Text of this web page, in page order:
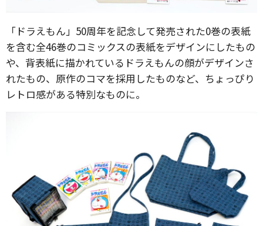
「ドラえもん」50周年を記念して発売された0巻の表紙
を含む全46巻のコミックスの表紙をデザインにしたもの
や、背表紙に描かれているドラえもんの顔がデザインさ
れたもの、原作のコマを採用したものなど、ちょっぴり
レトロ感がある特別なものに。